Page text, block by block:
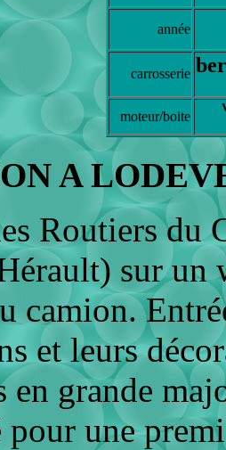
année
carrosserie
moteur/boite
A
Routiers du
sur un
camion.
et leurs
en grande
pour une